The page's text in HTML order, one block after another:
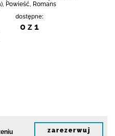
Powieść, Romans
dostępne:
0 z 1
zarezerwuj